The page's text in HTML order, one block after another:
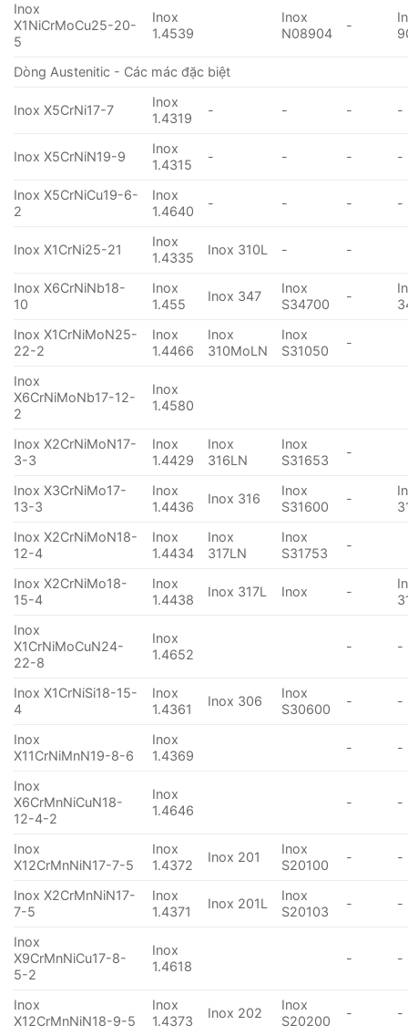
Inox
X1NiCrMoCu25-20-
5
Inox
1.4539
Inox
N08904
-
Dòng Austenitic - Các mác đặc biệt
Inox X5CrNi17-7
Inox
1.4319
- - - -
Inox X5CrNiN19-9
Inox
1.4315
- - - -
Inox X5CrNiCu19-6-
2
Inox
1.4640
- - - -
Inox X1CrNi25-21
Inox
1.4335
Inox 310L - -
Inox X6CrNiNb18-
10
Inox
1.455
Inox 347
Inox
S34700
-
Inox X1CrNiMoN25-
22-2
Inox
1.4466
Inox
310MoLN
Inox
S31050
-
Inox
X6CrNiMoNb17-12-
2
Inox
1.4580
Inox X2CrNiMoN17-
3-3
Inox
1.4429
Inox
316LN
Inox
S31653
-
Inox X3CrNiMo17-
13-3
Inox
1.4436
Inox 316
Inox
S31600
-
Inox X2CrNiMoN18-
12-4
Inox
1.4434
Inox
317LN
Inox
S31753
-
Inox X2CrNiMo18-
15-4
Inox
1.4438
Inox 317L Inox -
Inox
X1CrNiMoCuN24-
22-8
Inox
1.4652
- -
Inox X1CrNiSi18-15-
4
Inox
1.4361
Inox 306
Inox
S30600
- -
Inox
X11CrNiMnN19-8-6
Inox
1.4369
- -
Inox
X6CrMnNiCuN18-
12-4-2
Inox
1.4646
- -
Inox
X12CrMnNiN17-7-5
Inox
1.4372
Inox 201
Inox
S20100
- -
Inox X2CrMnNiN17-
7-5
Inox
1.4371
Inox 201L
Inox
S20103
- -
Inox
X9CrMnNiCu17-8-
5-2
Inox
1.4618
- -
Inox
X12CrMnNiN18-9-5
Inox
1.4373
Inox 202
Inox
S20200
- -